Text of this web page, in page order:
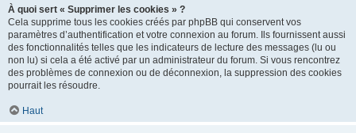
À quoi sert « Supprimer les cookies » ?
Cela supprime tous les cookies créés par phpBB qui conservent vos
paramètres d’authentification et votre connexion au forum. Ils fournissent aussi
des fonctionnalités telles que les indicateurs de lecture des messages (lu ou
non lu) si cela a été activé par un administrateur du forum. Si vous rencontrez
des problèmes de connexion ou de déconnexion, la suppression des cookies
pourrait les résoudre.
Haut